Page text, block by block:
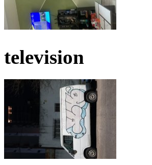
television